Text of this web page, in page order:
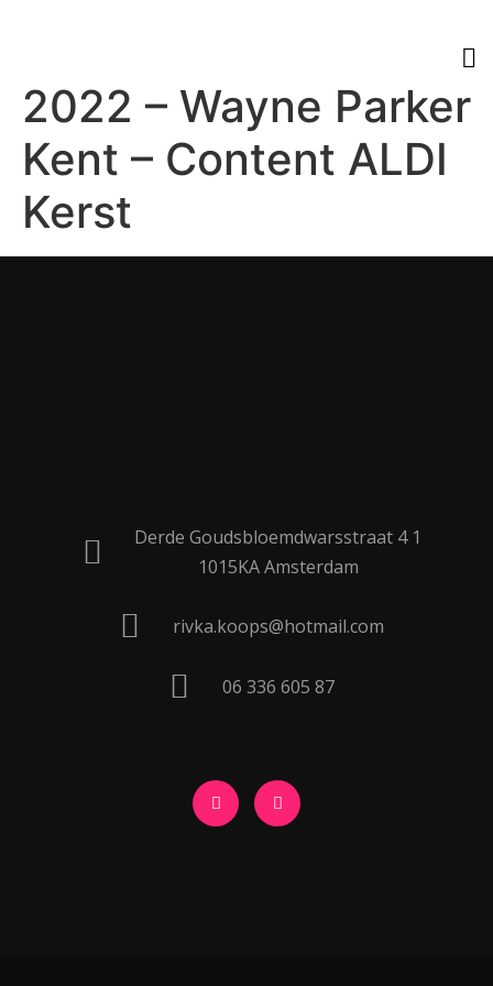
2022 – Wayne Parker
Kent – Content ALDI
Kerst
Derde Goudsbloemdwarsstraat 4 1
1015KA Amsterdam
rivka.koops@hotmail.com
06 336 605 87